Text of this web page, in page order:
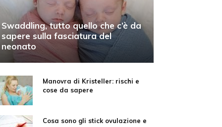
Swaddling, tutto quello che c’è da
sapere sulla fasciatura del
neonato
Manovra di Kristeller: rischi e
cose da sapere
Cosa sono gli stick ovulazione e